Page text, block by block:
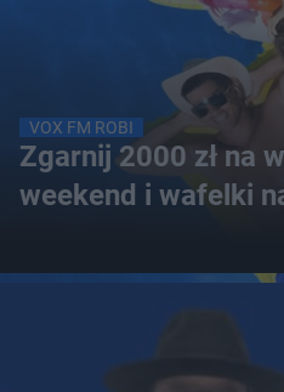
VOX FM ROBI
Zgarnij 2000 zł na
weekend i wafelki